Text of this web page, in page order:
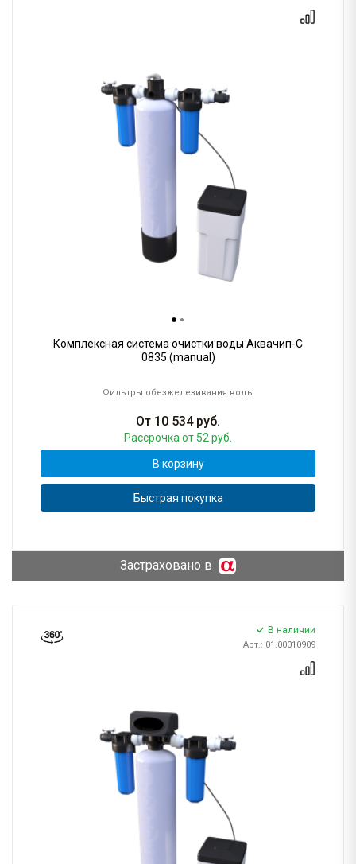
Комплексная система очистки воды Аквачип-C
0835 (manual)
Фильтры обезжелезивания воды
От 10 534руб.
Рассрочка от 52 руб.
В корзину
Быстрая покупка
Застраховано в
В наличии
Арт.: 01.00010909